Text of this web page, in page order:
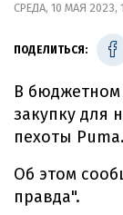
СРЕДА, 10 МАЯ 2023,
ПОДЕЛИТЬСЯ:
В бюджетном
закупку для
пехоты Puma.
Об этом
правда".